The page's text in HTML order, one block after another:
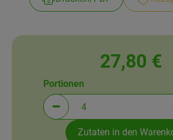
Amperhof-Blog
27,80 €
Portionen verringern
Portionen
Zutaten in den